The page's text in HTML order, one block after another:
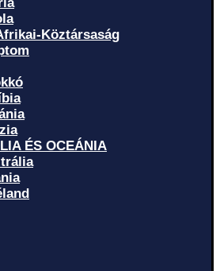
Köztársaság
ÉS OCEÁNIA